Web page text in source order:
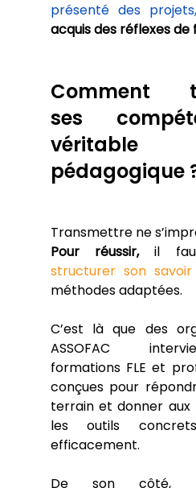
présenté des projets,
acquis des réflexes
Comment
ses
véritable
pédagogique
Transmettre ne
Pour réussir, il
structurer son savoir
méthodes adaptées.
C’est là que des
ASSOFAC
formations FLE et
conçues pour
terrain et donner
les outils
efficacement.
De son côté,